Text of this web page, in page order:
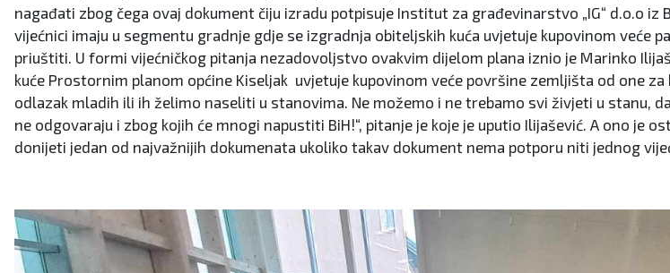
nagađati zbog čega ovaj dokument čiju izradu potpisuje Institut za građevinarstvo „IG“ d.o.o
vijećnici imaju u segmentu gradnje gdje se izgradnja obiteljskih kuća uvjetuje kupovinom veće
priuštiti. U formi vijećničkog pitanja nezadovoljstvo ovakvim dijelom plana iznio je Marinko
kuće Prostornim planom općine Kiseljak uvjetuje kupovinom veće površine zemljišta od one
odlazak mladih ili ih želimo naseliti u stanovima. Ne možemo i ne trebamo svi živjeti u stanu,
ne odgovaraju i zbog kojih će mnogi napustiti BiH!“, pitanje je koje je uputio Ilijašević. A ono je
donijeti jedan od najvažnijih dokumenata ukoliko takav dokument nema potporu niti jednog